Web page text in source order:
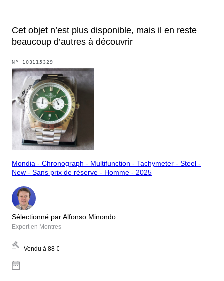
Cet objet n’est plus disponible, mais il en reste
beaucoup d’autres à découvrir
Nº 103115329
Mondia - Chronograph - Multifunction - Tachymeter - Steel -
New - Sans prix de réserve - Homme - 2025
Sélectionné par Alfonso Minondo
Expert en Montres
Vendu à 88 €